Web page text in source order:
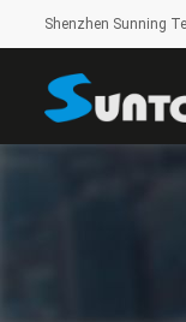
Shenzhen Sunning